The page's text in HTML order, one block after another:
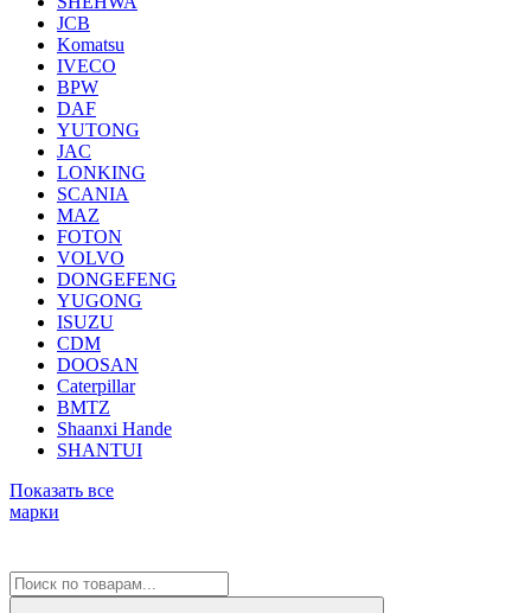
JCB
Komatsu
IVECO
BPW
DAF
YUTONG
JAC
LONKING
SCANIA
MAZ
FOTON
VOLVO
DONGEFENG
YUGONG
ISUZU
CDM
DOOSAN
Caterpillar
BMTZ
Shaanxi Hande
SHANTUI
Показать все
марки